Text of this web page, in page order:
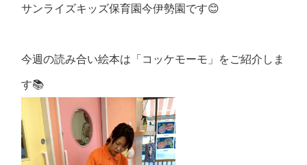
サンライズキッズ保育園今伊勢園です😊
今週の読み合い絵本は「コッケモーモ」をご紹介しま
す📚